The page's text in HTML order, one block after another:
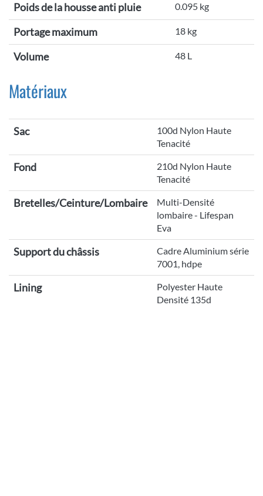
Poids de la housse anti pluie 0.095 kg
Portage maximum 18 kg
Volume 48 L
Matériaux
Sac
100d Nylon Haute
Tenacité
Fond
210d Nylon Haute
Tenacité
Bretelles/Ceinture/Lombaire
Multi-Densité
lombaire - Lifespan
Eva
Support du châssis
Cadre Aluminium série
7001, hdpe
Lining
Polyester Haute
Densité 135d